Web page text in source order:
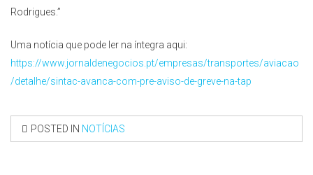
Rodrigues.”
Uma notícia que pode ler na íntegra aqui:
https://www.jornaldenegocios.pt/empresas/transportes/aviacao
/detalhe/sintac-avanca-com-pre-aviso-de-greve-na-tap
POSTED IN NOTÍCIAS